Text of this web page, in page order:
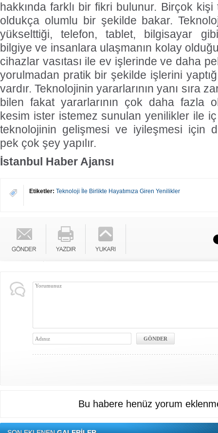
hakkında farklı bir fikri bulunur. Birçok
oldukça olumlu bir şekilde bakar.
yükselttiği, telefon, tablet, bilgisayar
bilgiye ve insanlara ulaşmanın kolay
cihazlar vasıtası ile ev işlerinde ve daha
yorulmadan pratik bir şekilde işlerini
vardır. Teknolojinin yararlarının yanı sıra
bilen fakat yararlarının çok daha fazla
kesim ister istemez sunulan yenilikler ile
teknolojinin gelişmesi ve iyileşmesi için
pek çok şey yapılır.
İstanbul Haber Ajansı
Etiketler: Teknoloji İle Birlikte Hayatımıza Giren Yenilikler
Bu habere henüz yorum